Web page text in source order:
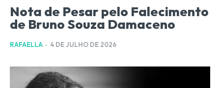
Nota de Pesar pelo Falecimento
de Bruno Souza Damaceno
RAFAELLA - 4 DE JULHO DE 2026